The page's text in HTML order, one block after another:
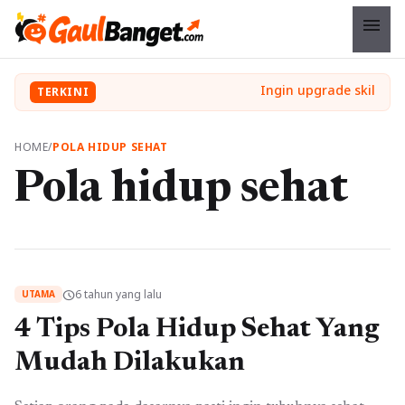
menu
TERKINI
HOME/POLA HIDUP SEHAT
Pola hidup sehat
UTAMA schedule6 tahun yang lalu
4 Tips Pola Hidup Sehat Yang
Mudah Dilakukan